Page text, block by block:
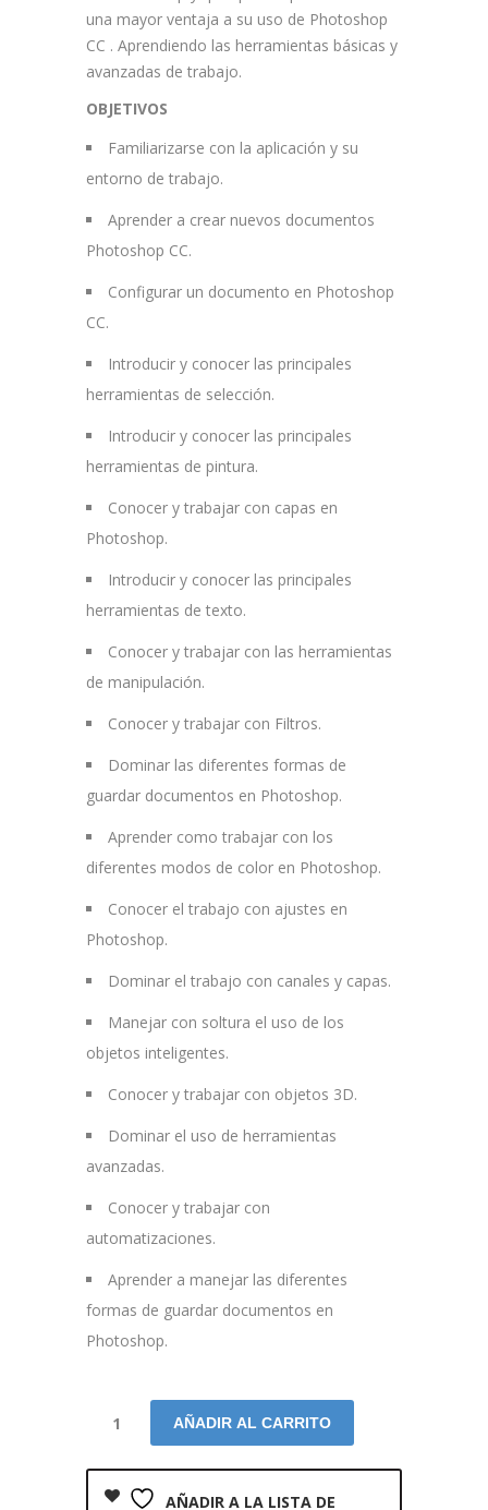
una mayor ventaja a su uso de Photoshop
CC . Aprendiendo las herramientas básicas y
avanzadas de trabajo.
OBJETIVOS
Familiarizarse con la aplicación y su
entorno de trabajo.
Aprender a crear nuevos documentos
Photoshop CC.
Configurar un documento en Photoshop
CC.
Introducir y conocer las principales
herramientas de selección.
Introducir y conocer las principales
herramientas de pintura.
Conocer y trabajar con capas en
Photoshop.
Introducir y conocer las principales
herramientas de texto.
Conocer y trabajar con las herramientas
de manipulación.
Conocer y trabajar con Filtros.
Dominar las diferentes formas de
guardar documentos en Photoshop.
Aprender como trabajar con los
diferentes modos de color en Photoshop.
Conocer el trabajo con ajustes en
Photoshop.
Dominar el trabajo con canales y capas.
Manejar con soltura el uso de los
objetos inteligentes.
Conocer y trabajar con objetos 3D.
Dominar el uso de herramientas
avanzadas.
Conocer y trabajar con
automatizaciones.
Aprender a manejar las diferentes
formas de guardar documentos en
Photoshop.
AÑADIR AL CARRITO
AÑADIR A LA LISTA DE